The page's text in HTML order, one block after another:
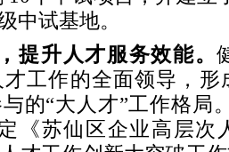
中试基地。
提升人才服务效能。
工作的全面领导，形
的“大人才”工作格局
《苏仙区企业高层次